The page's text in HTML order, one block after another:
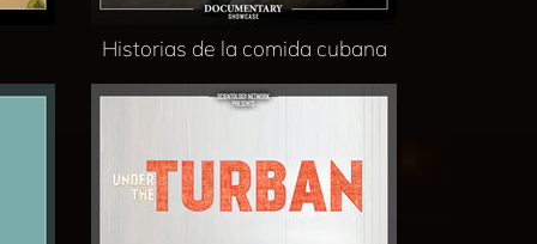
Historias de la comida cubana